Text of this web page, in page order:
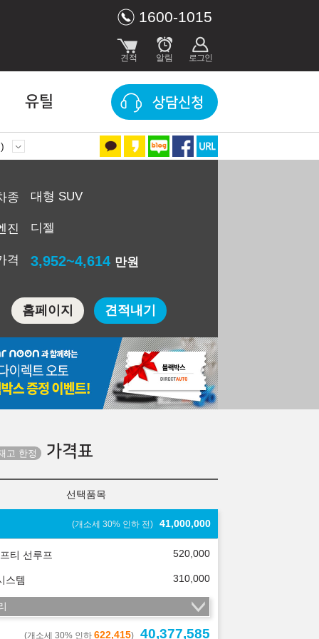
1600-1015
유틸 상담신청
종 대형 SUV
진 디젤
격 3,952~4,614 만원
홈페이지 견적내기
가격표
선택품목
(개소세 30% 인하 전) 41,000,000
티 선루프 520,000
스템 310,000
(개소세 30% 인하 622,415) 40,377,585